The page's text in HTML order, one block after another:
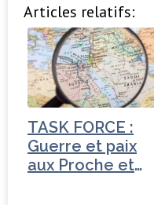
c
e
b
o
o
k
it
t
e
r
k
e
dI
n
Articles relatifs:
TASK FORCE :
Guerre et paix
aux Proche et